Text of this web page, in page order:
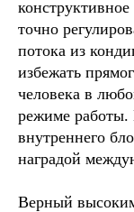
точно
потока из
избежать
человека в
режиме
внутреннего
наградой
Верный